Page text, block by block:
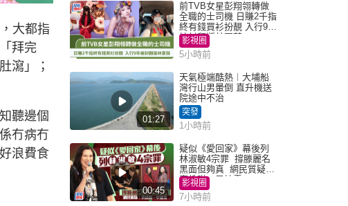
大都指
拜完
瀉」；
聽邊個
冇病冇
浪費食
前TVB女星彭翔翎轉做
全職的士司機 日賺2千指
終有錢買衫扮靚 入行9年
被封翻版林夏薇
影視圈
5小時前
01:27
天氣極端酷熱︱大埔船
灣行山男暈倒 直升機送
院途中不治
突發
1小時前
00:45
疑似《愛回家》幕後列
林淑敏4宗罪 撐滕麗名
黑面但夠真 網民質疑：
真係咁一早被雪
影視圈
7小時前